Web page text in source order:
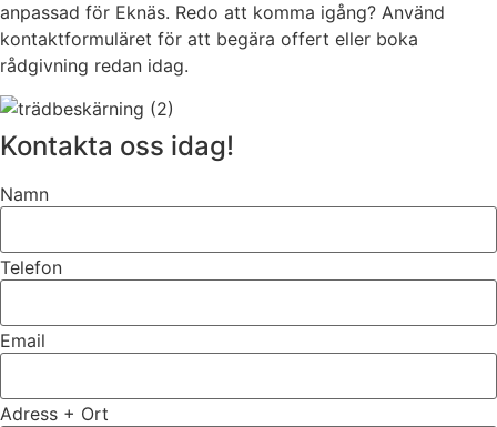
anpassad för Eknäs. Redo att komma igång? Använd
kontaktformuläret för att begära offert eller boka
rådgivning redan idag.
Kontakta oss idag!
Namn
Telefon
Email
Adress + Ort